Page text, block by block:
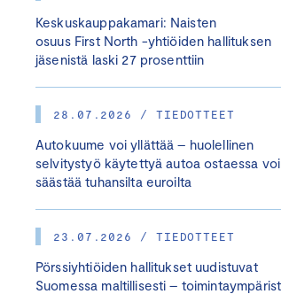
Keskuskauppakamari: Naisten
osuus First North -yhtiöiden hallituksen
jäsenistä laski 27 prosenttiin
28.07.2026 / TIEDOTTEET
Autokuume voi yllättää – huolellinen
selvitystyö käytettyä autoa ostaessa voi
säästää tuhansilta euroilta
23.07.2026 / TIEDOTTEET
Pörssiyhtiöiden hallitukset uudistuvat
Suomessa maltillisesti –